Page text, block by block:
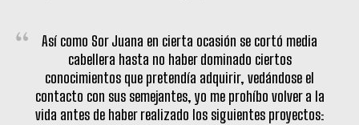
Así como Sor Juana en cierta ocasión se cortó media
cabellera hasta no haber dominado ciertos
conocimientos que pretendía adquirir, vedándose el
contacto con sus semejantes, yo me prohíbo volver a la
vida antes de haber realizado los siguientes proyectos: